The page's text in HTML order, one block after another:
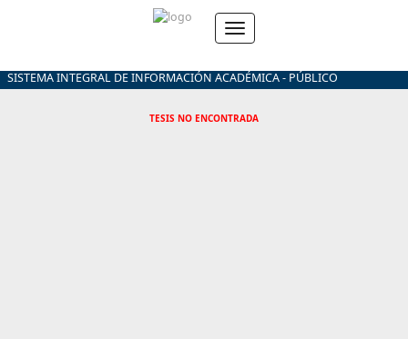
SISTEMA INTEGRAL DE INFORMACIÓN ACADÉMICA - PÚBLICO
TESIS NO ENCONTRADA